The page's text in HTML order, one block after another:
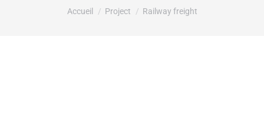
Vous êtes ici :
Accueil Project Railway freight